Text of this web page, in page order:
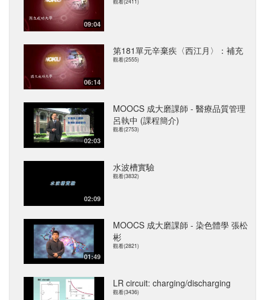
09:04
06:14
第181單元辛棄疾〈西江月〉：補充
觀看(2555)
02:03
MOOCS 成大磨課師 - 醫療品質管理
呂執中 (課程簡介)
觀看(2753)
02:09
水波槽實驗
觀看(3832)
01:49
MOOCS 成大磨課師 - 染色體學 張松
彬
觀看(2821)
LR circuit: charging/discharging
觀看(3436)